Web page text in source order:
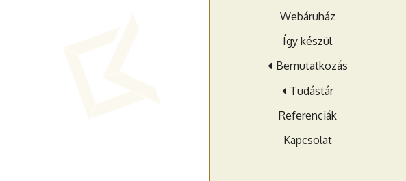
Webáruház
Így készül
Bemutatkozás
Tudástár
Referenciák
Kapcsolat